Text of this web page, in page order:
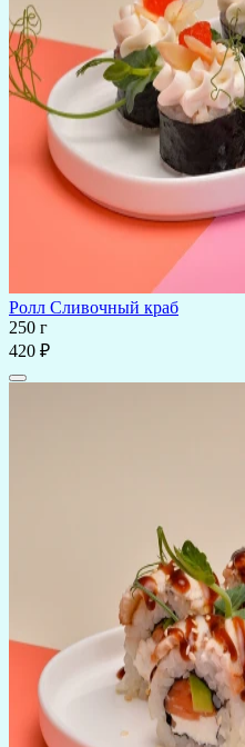
Ролл Сливочный краб
250 г
420 ₽